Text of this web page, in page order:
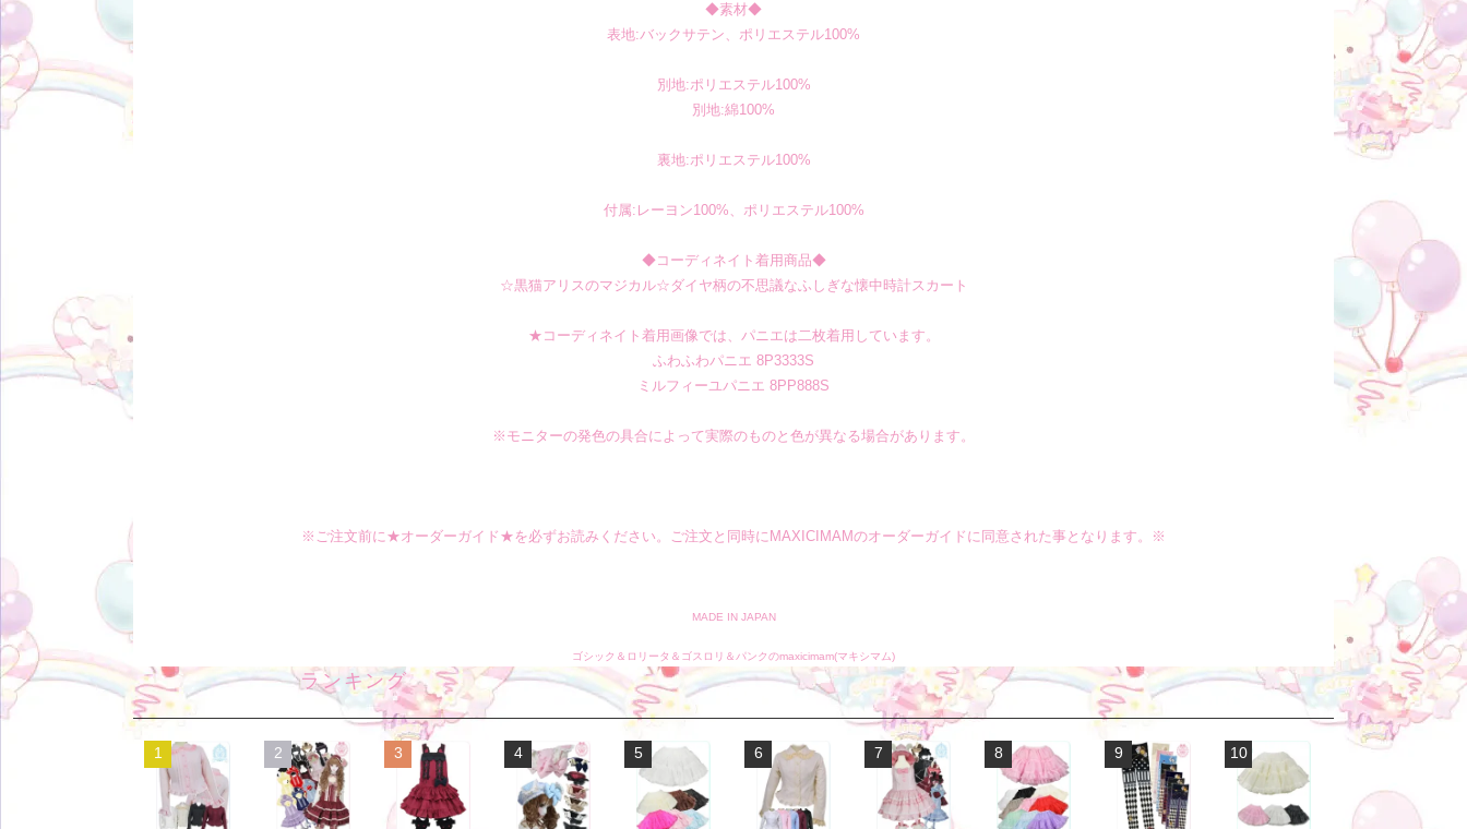
◆素材◆
表地:バックサテン、ポリエステル100%
別地:ポリエステル100%
別地:綿100%
裏地:ポリエステル100%
付属:レーヨン100%、ポリエステル100%
◆コーディネイト着用商品◆
☆黒猫アリスのマジカル☆ダイヤ柄の不思議なふしぎな懐中時計スカート
★コーディネイト着用画像では、パニエは二枚着用しています。
ふわふわパニエ 8P3333S
ミルフィーユパニエ 8PP888S
※モニターの発色の具合によって実際のものと色が異なる場合があります。
※ご注文前に★オーダーガイド★を必ずお読みください。ご注文と同時にMAXICIMAMのオーダーガイドに同意された事となります。※
MADE IN JAPAN
ゴシック＆ロリータ＆ゴスロリ＆パンクのmaxicimam(マキシマム)
ランキング
1 2 3 4 5 6 7 8 9 10